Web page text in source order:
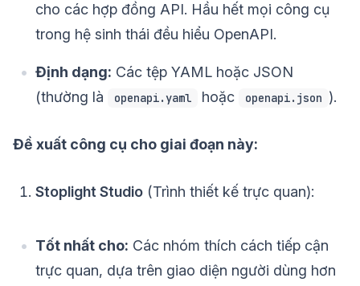
cho các hợp đồng API. Hầu hết mọi công cụ
trong hệ sinh thái đều hiểu OpenAPI.
Định dạng: Các tệp YAML hoặc JSON
(thường là
openapi.yaml hoặc openapi.json ).
Đề xuất công cụ cho giai đoạn này:
Stoplight Studio (Trình thiết kế trực quan):
Tốt nhất cho: Các nhóm thích cách tiếp cận
trực quan, dựa trên giao diện người dùng hơn